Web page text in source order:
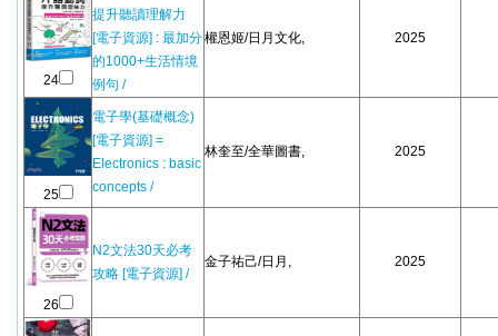
24
提升聽讀理解力
[電子資源] : 最加分
的1000+生活情境
例句 /
權恩姬/日月文化, 2025
25
電子學(基礎概念)
[電子資源] =
Electronics : basic
concepts /
林奎至/全華圖書, 2025
26
N2文法30天必考
攻略 [電子資源] /
金子祐己/日月, 2025